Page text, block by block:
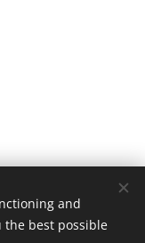
8750 Wingene
and
the best possible